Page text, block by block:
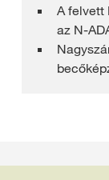
A felvett
az N-